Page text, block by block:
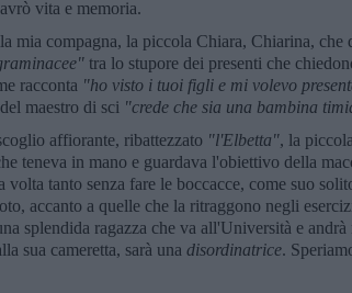
vita e memoria.
mia compagna, la piccola Chiara, Chiarina,
tra lo stupore dei presenti che
racconta "ho visto i tuoi figli e mi volevo
maestro di sci "crede che sia una bambina
affiorante, ribattezzato "l'Elbetta", la
teneva in mano e guardava l'obiettivo della
volta tanto senza fare le boccacce, come suo
accanto a quelle che la ritraggono negli
splendida ragazza che va all'Università e
sua cameretta, sarà una disordinatrice.